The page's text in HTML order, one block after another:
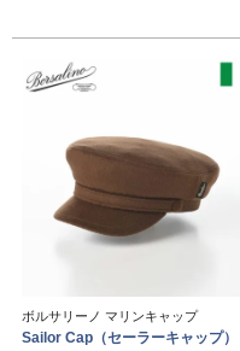
ボルサリーノ マリンキャップ
Sailor Cap（セーラーキャップ）